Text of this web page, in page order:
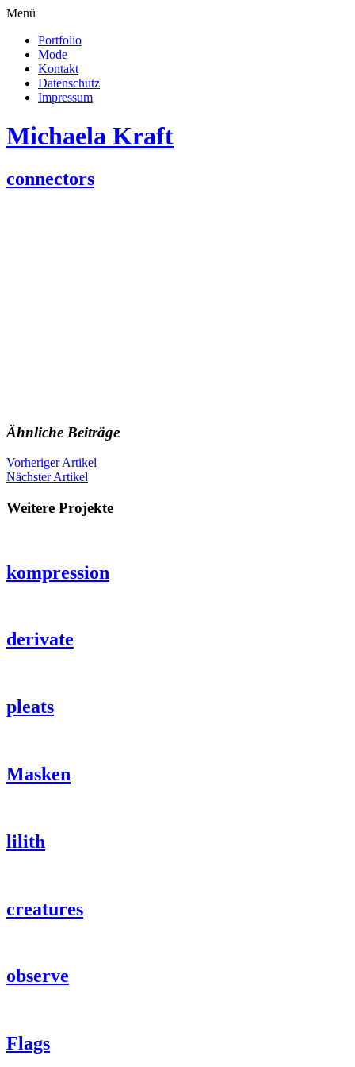
Menü
Portfolio
Mode
Kontakt
Datenschutz
Impressum
Michaela Kraft
connectors
Ähnliche Beiträge
Vorheriger Artikel
Nächster Artikel
Weitere Projekte
kompression
derivate
pleats
Masken
lilith
creatures
observe
Flags